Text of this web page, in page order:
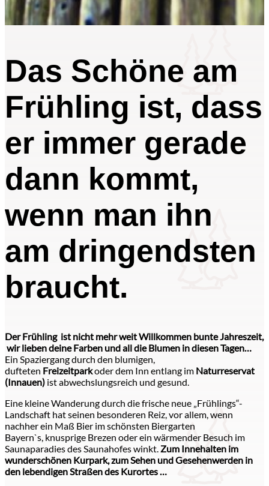
Das Schöne am
Frühling ist, dass
er immer gerade
dann kommt,
wenn man ihn
am dringendsten
braucht.
Der Frühling ist nicht mehr weit Willkommen bunte Jahreszeit,
wir lieben deine Farben und all die Blumen in diesen Tagen…
Ein Spaziergang durch den blumigen,
dufteten Freizeitparkoder dem Inn entlang im Naturreservat
(Innauen) ist abwechslungsreich und gesund.
Eine kleine Wanderung durch die frische neue „Frühlings“-
Landschaft hat seinen besonderen Reiz, vor allem, wenn
nachher ein Maß Bier im schönsten Biergarten
Bayern`s, knusprige Brezen oder ein wärmender Besuch im
Saunaparadies des Saunahofes winkt.Zum Innehalten im
wunderschönen Kurpark, zum Sehen und Gesehenwerden in
den lebendigen Straßen des Kurortes …